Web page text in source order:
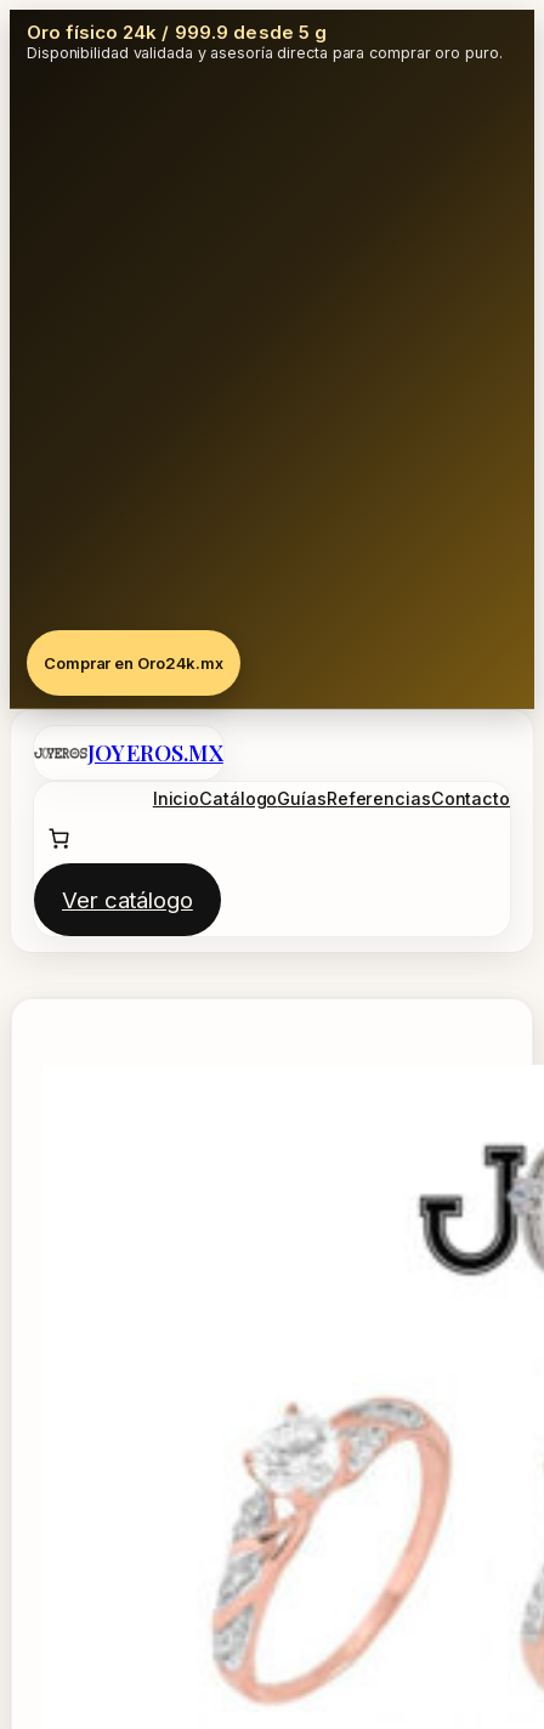
Oro físico 24k / 999.9 desde 5 g
Disponibilidad validada y asesoría directa para comprar oro puro.
Comprar en Oro24k.mx
Saltar
JOYEROS.MX
InicioCatálogoGuíasReferenciasContacto
Ver catálogo